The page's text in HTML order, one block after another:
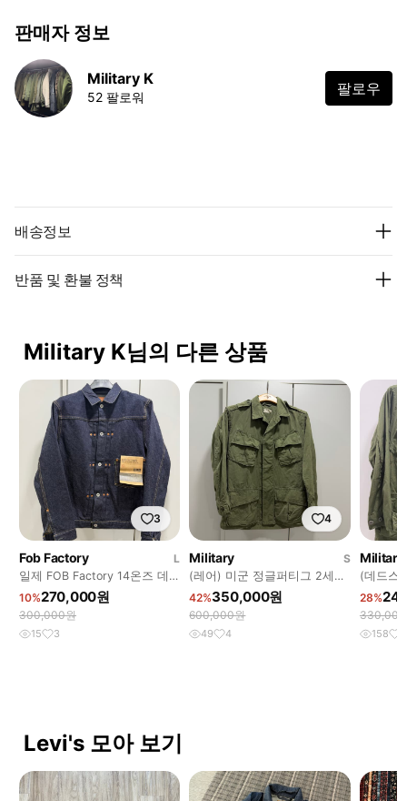
판매자 정보
Military K
52 팔로워 팔로우
배송정보
반품 및 환불 정책
Military K님의 다른 상품
3
Fob Factory
L
일제 FOB Factory 14온즈 데
님 자켓
10%270,000원
300,000원
15 3
4
Military
S
(레어) 미군 정글퍼티그 2세대
스몰숏
42%350,000원
600,000원
49 4
Military
(데드스
세대 M-
28%
330,000
158
Levi's 모아 보기